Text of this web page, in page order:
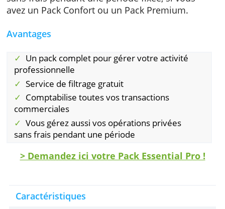
Si vous le souhaitez, vous pouvez demander
une carte de crédit avec ce forfait. Idéal pour
vos transactions chez vous ainsi qu'à
si vous y allez pour votre activité
professionnelle. De plus, avec le Pack
Pro, vous pouvez gérer vos transactions
sans frais pendant une période fixée, si vous
avez un Pack Confort ou un Pack Premium.
Avantages
Service de filtrage gratuit